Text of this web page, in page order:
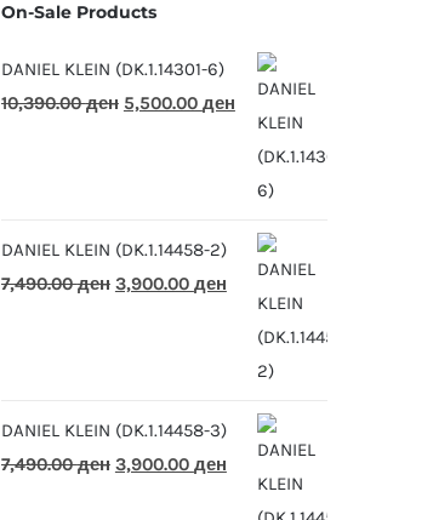
On-Sale Products
DANIEL KLEIN (DK.1.14301-6)
10,390.00ден Original
5,500.00 денCurrent
price
5,500.00 ден.
DANIEL KLEIN (DK.1.14458-2)
7,490.00ден Original
3,900.00 денCurrent
price
3,900.00 ден.
DANIEL KLEIN (DK.1.14458-3)
7,490.00ден Original
3,900.00 денCurrent
price